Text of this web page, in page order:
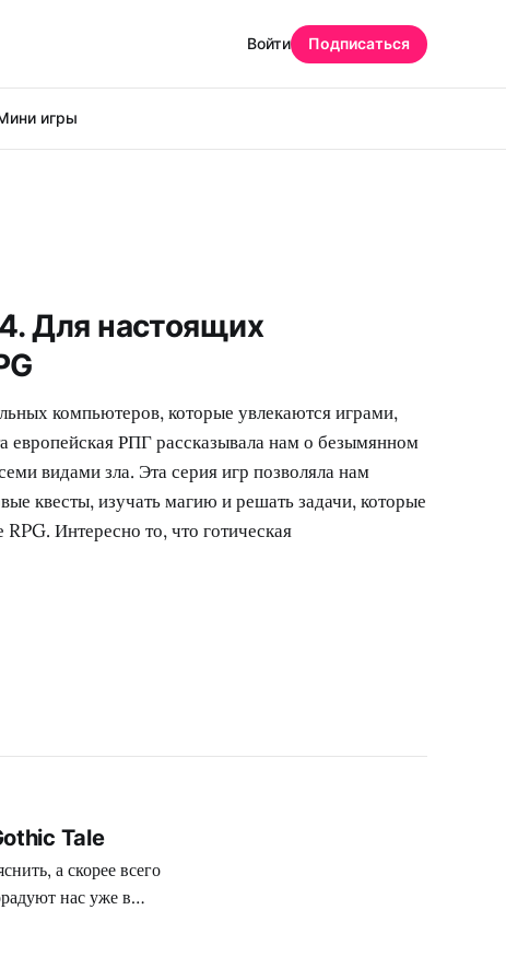
игры
Войти Подписаться
Для настоящих
компьютеров, которые увлекаются играми,
европейская РПГ рассказывала нам о безымянном
видами зла. Эта серия игр позволяла нам
квесты, изучать магию и решать задачи, которые
Интересно то, что готическая
Tale
а скорее всего
нас уже в
будут справляться